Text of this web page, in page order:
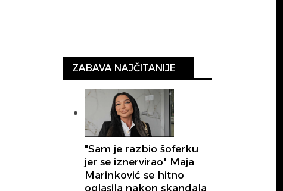
ZABAVA NAJČITANIJE
"Sam je razbio šoferku
jer se iznervirao" Maja
Marinković se hitno
oglasila nakon skandala